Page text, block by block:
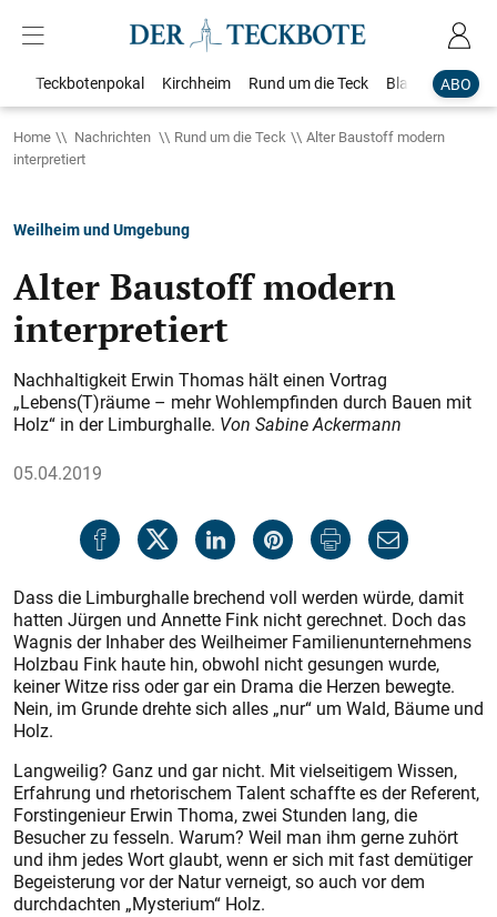
ABO
Teckbotenpokal Kirchheim Rund um die Teck Blaulicht
Home Nachrichten Rund um die Teck
Alter Baustoff modern
interpretiert
Weilheim und Umgebung
Alter Baustoff modern
interpretiert
Nachhaltigkeit Erwin Thomas hält einen Vortrag
„Lebens(T)räume – mehr Wohlempfinden durch Bauen mit
Holz“ in der Limburghalle. Von Sabine Ackermann
05.04.2019
Dass die Limburghalle brechend voll werden würde, damit
hatten Jürgen und Annette Fink nicht gerechnet. Doch das
Wagnis der Inhaber des Weilheimer Familienunternehmens
Holzbau Fink haute hin, obwohl nicht gesungen wurde,
keiner Witze riss oder gar ein Drama die Herzen bewegte.
Nein, im Grunde drehte sich alles „nur“ um Wald, Bäume und
Holz.
Langweilig? Ganz und gar nicht. Mit vielseitigem Wissen,
Erfahrung und rhetorischem Talent schaffte es der Referent,
Forstingenieur Erwin Thoma, zwei Stunden lang, die
Besucher zu fesseln. Warum? Weil man ihm gerne zuhört
und ihm jedes Wort glaubt, wenn er sich mit fast demütiger
Begeisterung vor der Natur verneigt, so auch vor dem
durchdachten „Mysterium“ Holz.